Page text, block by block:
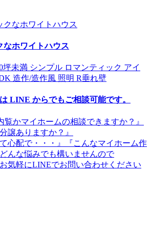
なホワイトハウス
坪未満 シンプル ロマンティック アイ
造作/造作風 照明 R垂れ壁
LINE からでもご相談可能です。
覧かマイホームの相談できますか？』
譲ありますか？』
心配で・・・』『こんなマイホーム作
んな悩みでも構いませんので
気軽にLINEでお問い合わせください